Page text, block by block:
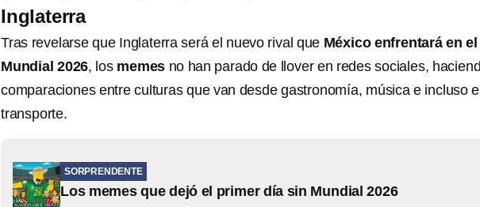
Inglaterra
Tras revelarse que Inglaterra será el nuevo rival que México enfrentará en el
Mundial 2026, los memes no han parado de llover en redes sociales,
comparaciones entre culturas que van desde gastronomía, música e incluso
transporte.
SORPRENDENTE
Los memes que dejó el primer día sin Mundial 2026